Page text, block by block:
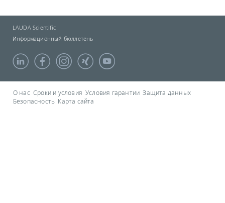
LAUDA Scientific
Информационный бюллетень
О нас Сроки и условия Условия гарантии Защита данных
Безопасность Карта сайта